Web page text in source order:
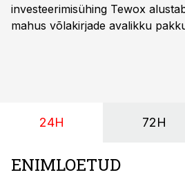
investeerimisühing Tewox
mahus võlakirjade avalikku
24H 72H
ENIMLOETUD